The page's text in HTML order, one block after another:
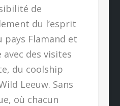
de
du l’esprit
pays Flamand et
des visites
du coolship
Leeuw. Sans
où chacun